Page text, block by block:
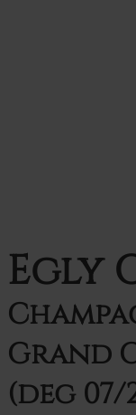
Egly
Grand
(deg 07/